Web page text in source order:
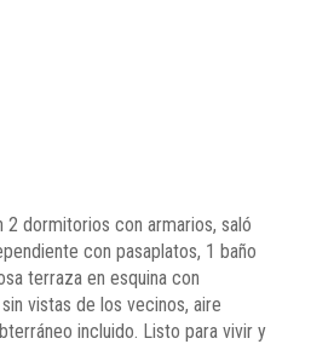
dormitorios con armarios, saló
con pasaplatos, 1 baño
terraza en esquina con
vistas de los vecinos, aire
incluido. Listo para vivir y